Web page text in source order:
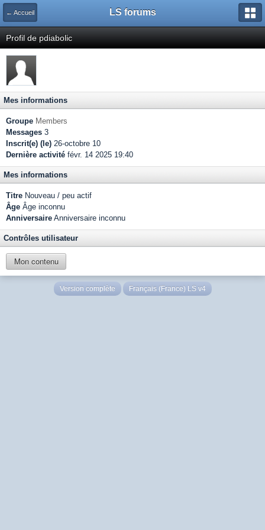
← Accueil LS forums
Profil de pdiabolic
Mes informations
Groupe Members
Messages 3
Inscrit(e) (le) 26-octobre 10
Dernière activité févr. 14 2025 19:40
Mes informations
Titre Nouveau / peu actif
Âge Âge inconnu
Anniversaire Anniversaire inconnu
Contrôles utilisateur
Mon contenu
Version complète Français (France) LS v4